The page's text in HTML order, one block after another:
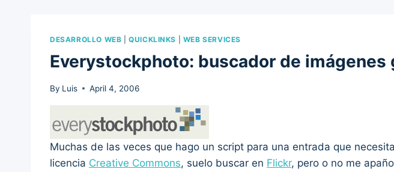
DESARROLLO WEB |QUICKLINKS WEB SERVICES
Everystockphoto: buscador de imágenes
By Luis April 4, 2006
Muchas de las veces que hago un script para una entrada que
licencia Creative Commons, suelo buscar en Flickr, pero o no me